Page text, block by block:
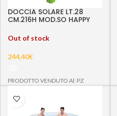
DOCCIA SOLARE LT.28
CM.216H MOD.SO HAPPY
Out of stock
244,40€
PRODOTTO VENDUTO Al: PZ